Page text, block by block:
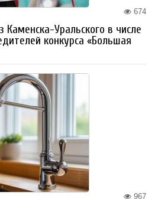
674
Каменска-Уральского в числе
конкурса «Большая
967